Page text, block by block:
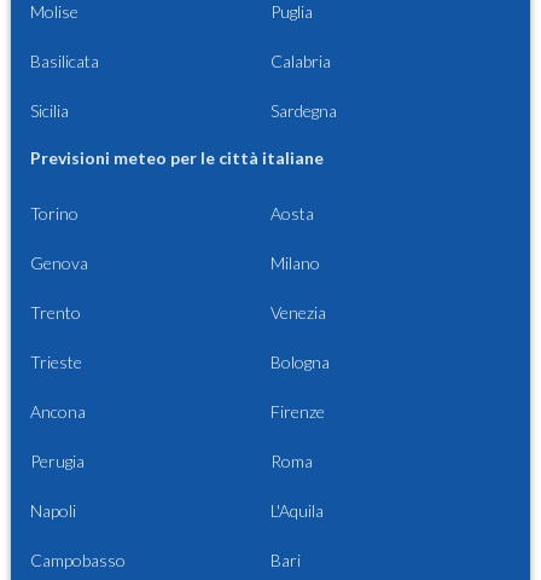
Molise Puglia
Basilicata Calabria
Sicilia Sardegna
Previsioni meteo per le città italiane
Torino Aosta
Genova Milano
Trento Venezia
Trieste Bologna
Ancona Firenze
Perugia Roma
Napoli L'Aquila
Campobasso Bari